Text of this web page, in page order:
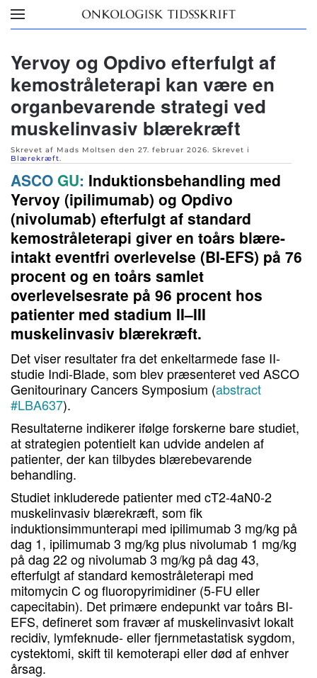
Skip to main content
Yervoy og Opdivo efterfulgt af
kemostråleterapi kan være en
organbevarende strategi ved
muskelinvasiv blærekræft
Skrevet af Mads Moltsen den 27. februar 2026. Skrevet i
Blærekræft.
ASCO GU: Induktionsbehandling med
Yervoy (ipilimumab) og Opdivo
(nivolumab) efterfulgt af standard
kemostråleterapi giver en toårs blære-
intakt eventfri overlevelse (BI-EFS) på 76
procent og en toårs samlet
overlevelsesrate på 96 procent hos
patienter med stadium II–III
muskelinvasiv blærekræft.
Det viser resultater fra det enkeltarmede fase II-
studie Indi-Blade, som blev præsenteret ved ASCO
Genitourinary Cancers Symposium (abstract
#LBA637).
Resultaterne indikerer ifølge forskerne bare studiet,
at strategien potentielt kan udvide andelen af
patienter, der kan tilbydes blærebevarende
behandling.
Studiet inkluderede patienter med cT2-4aN0-2
muskelinvasiv blærekræft, som fik
induktionsimmunterapi med ipilimumab 3 mg/kg på
dag 1, ipilimumab 3 mg/kg plus nivolumab 1 mg/kg
på dag 22 og nivolumab 3 mg/kg på dag 43,
efterfulgt af standard kemostråleterapi med
mitomycin C og fluoropyrimidiner (5-FU eller
capecitabin). Det primære endepunkt var toårs BI-
EFS, defineret som fravær af muskelinvasivt lokalt
recidiv, lymfeknude- eller fjernmetastatisk sygdom,
cystektomi, skift til kemoterapi eller død af enhver
årsag.